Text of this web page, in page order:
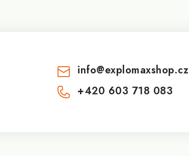
info@explomaxshop.cz
+420 603 718 083